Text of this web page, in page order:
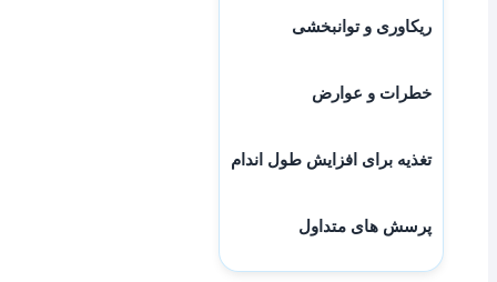
ریکاوری و توانبخشی
خطرات و عوارض
تغذیه برای افزایش طول اندام
پرسش های متداول